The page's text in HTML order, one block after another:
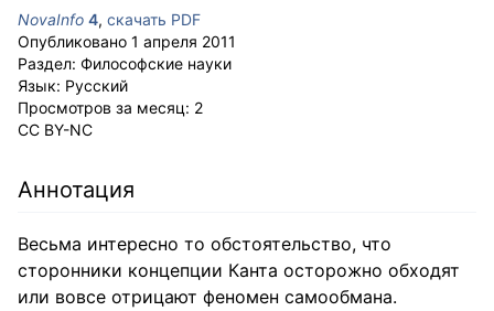
NovaInfo 4, скачать PDF
Опубликовано 1 апреля 2011
Раздел: Философские науки
Язык: Русский
Просмотров за месяц: 2
CC BY-NC
Аннотация
Весьма интересно то обстоятельство, что
сторонники концепции Канта осторожно обходят
или вовсе отрицают феномен самообмана.